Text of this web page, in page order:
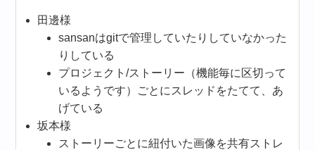
田邊様
sansanはgitで管理していたりしていなかった
りしている
プロジェクト/ストーリー（機能毎に区切って
いるようです）ごとにスレッドをたてて、あ
げている
坂本様
ストーリーごとに紐付いた画像を共有ストレ